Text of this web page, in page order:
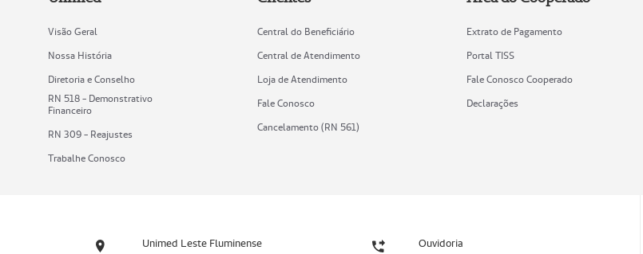
Visão Geral
Nossa História
Diretoria e Conselho
RN 518 - Demonstrativo
Financeiro
RN 309 - Reajustes
Trabalhe Conosco
Central do Beneficiário
Central de Atendimento
Loja de Atendimento
Fale Conosco
Cancelamento (RN 561)
Extrato de Pagamento
Portal TISS
Fale Conosco Cooperado
Declarações
Unimed Leste Fluminense Ouvidoria